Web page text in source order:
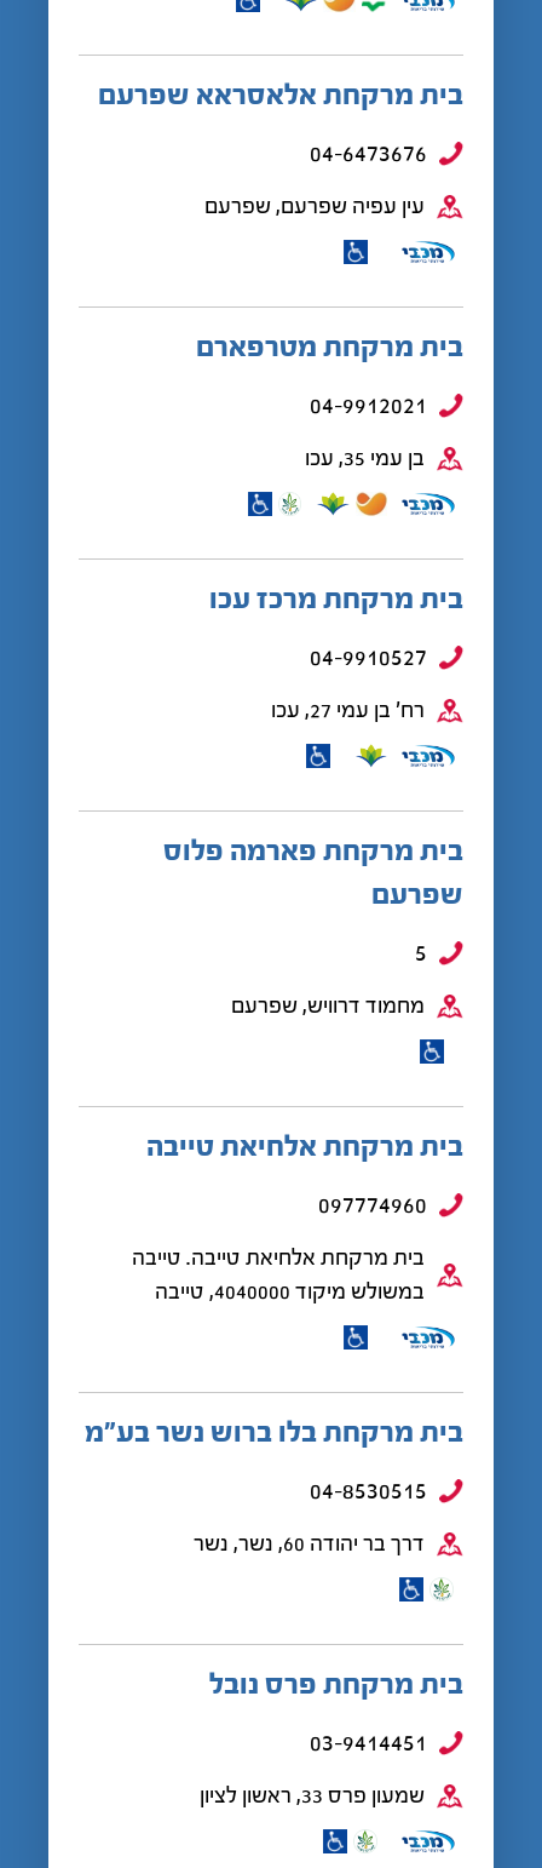
בית מרקחת אלאסראא שפרעם
04-6473676
עין עפיה שפרעם, שפרעם
בית מרקחת מטרפארם
04-9912021
בן עמי 35, עכו
בית מרקחת מרכז עכו
04-9910527
רח' בן עמי 27, עכו
בית מרקחת פארמה פלוס
שפרעם
5
מחמוד דרוויש, שפרעם
בית מרקחת אלחיאת טייבה
097774960
בית מרקחת אלחיאת טייבה. טייבה
במשולש מיקוד 4040000, טייבה
בית מרקחת בלו ברוש נשר בע"מ
04-8530515
דרך בר יהודה 60, נשר, נשר
בית מרקחת פרס נובל
03-9414451
שמעון פרס 33, ראשון לציון